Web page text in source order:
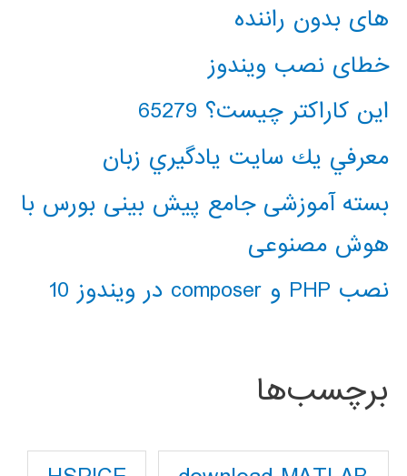
های بدون راننده
خطای نصب ویندوز
این کاراکتر چیست؟ 65279
معرفي يك سايت يادگيري زبان
بسته آموزشی جامع پیش بینی بورس با
هوش مصنوعی
نصب PHP و composer در ویندوز 10
برچسب‌ها